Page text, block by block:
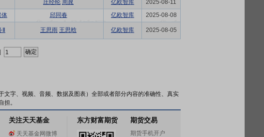
庄经纶 周晁 亿欧智库
2025-08-11
体 邱同春 亿欧智库 2025-08-08
王思雨 王思晗 亿欧智库 2025-08-05
字、视频、音频、数据及图表）全部或者部分内容的准确性、真实
。
关注天天基金
天天基金网微博
东方财富期货 期货交易
期货手机开户